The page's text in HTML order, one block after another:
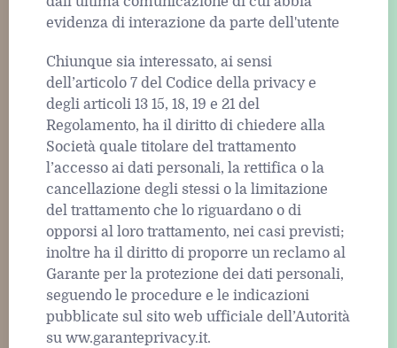
evidenza di interazione da parte dell'utente
Chiunque sia interessato, ai sensi
dell’articolo 7 del Codice della privacy e
degli articoli 13 15, 18, 19 e 21 del
Regolamento, ha il diritto di chiedere alla
Società quale titolare del trattamento
l’accesso ai dati personali, la rettifica o la
cancellazione degli stessi o la limitazione
del trattamento che lo riguardano o di
opporsi al loro trattamento, nei casi previsti;
inoltre ha il diritto di proporre un reclamo al
Garante per la protezione dei dati personali,
seguendo le procedure e le indicazioni
pubblicate sul sito web ufficiale dell’Autorità
su ww.garanteprivacy.it.